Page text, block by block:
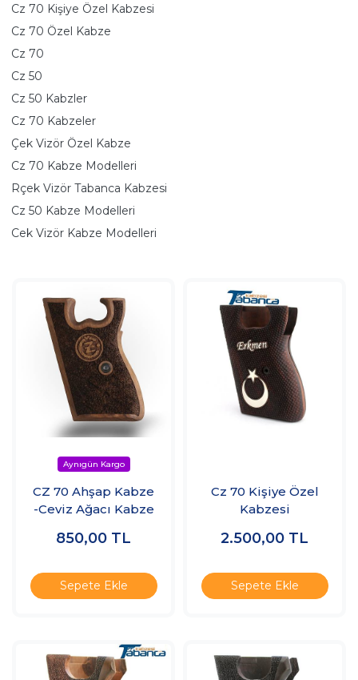
Cz 70 Kişiye Özel Kabzesi
Cz 70 Özel Kabze
Cz 70
Cz 50
Cz 50 Kabzler
Cz 70 Kabzeler
Çek Vizör Özel Kabze
Cz 70 Kabze Modelleri
Rçek Vizör Tabanca Kabzesi
Cz 50 Kabze Modelleri
Cek Vizör Kabze Modelleri
CZ 70 Ahşap Kabze
-Ceviz Ağacı Kabze
850,00 TL
Sepete Ekle
Cz 70 Kişiye Özel
Kabzesi
2.500,00 TL
Sepete Ekle